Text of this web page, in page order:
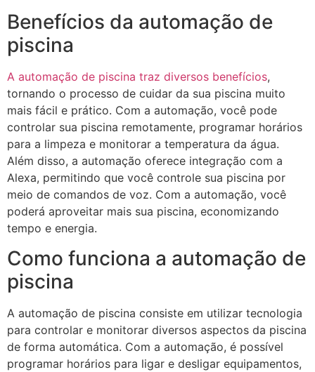
Benefícios da automação de
piscina
A automação de piscina traz diversos benefícios,
tornando o processo de cuidar da sua piscina muito
mais fácil e prático. Com a automação, você pode
controlar sua piscina remotamente, programar horários
para a limpeza e monitorar a temperatura da água.
Além disso, a automação oferece integração com a
Alexa, permitindo que você controle sua piscina por
meio de comandos de voz. Com a automação, você
poderá aproveitar mais sua piscina, economizando
tempo e energia.
Como funciona a automação de
piscina
A automação de piscina consiste em utilizar tecnologia
para controlar e monitorar diversos aspectos da piscina
de forma automática. Com a automação, é possível
programar horários para ligar e desligar equipamentos,